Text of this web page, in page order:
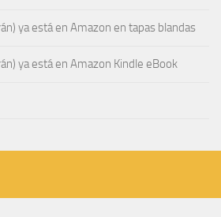
ya está en Amazon en tapas blandas
ya está en Amazon Kindle eBook